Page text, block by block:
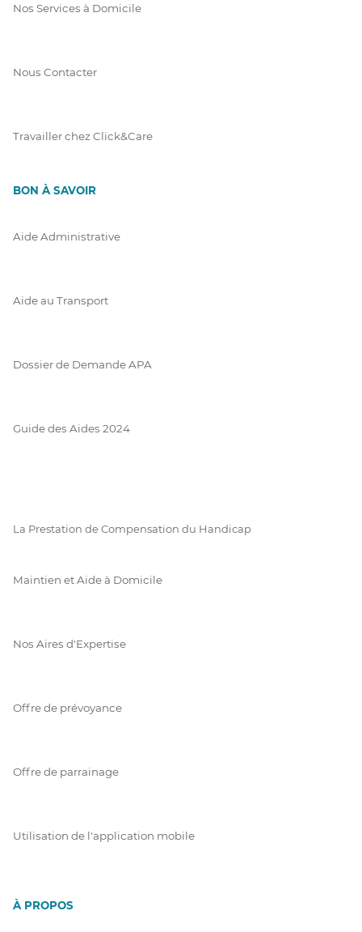
Nos Services à Domicile
Nous Contacter
Travailler chez Click&Care
BON À SAVOIR
Aide Administrative
Aide au Transport
Dossier de Demande APA
Guide des Aides 2024
La Prestation de Compensation du Handicap
Maintien et Aide à Domicile
Nos Aires d'Expertise
Offre de prévoyance
Offre de parrainage
Utilisation de l'application mobile
À PROPOS